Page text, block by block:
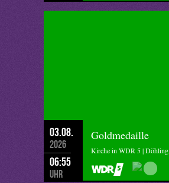
03.08.
2026
06:55
Uhr
Goldmedaille
Kirche in WDR 5 | Döhling